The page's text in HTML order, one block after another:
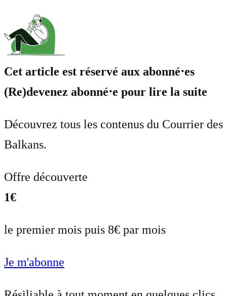
Cet article est réservé aux abonné⋅es
(Re)devenez abonné⋅e pour lire la suite
Découvrez tous les contenus du Courrier des
Balkans.
Offre découverte
1€
le premier mois puis 8€ par mois
Je m'abonne